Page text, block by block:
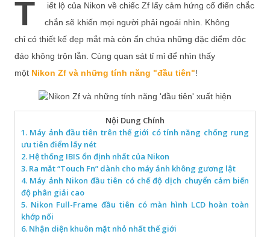
T
iết lộ của Nikon về chiếc Zf lấy cảm hứng cổ điển chắc
chắn sẽ khiến mọi người phải ngoái nhìn. Không
chỉ có thiết kế đẹp mắt mà còn ẩn chứa những đặc điểm độc
đáo không trộn lẫn. Cùng quan sát tỉ mỉ để nhìn thấy
một Nikon Zf và những tính năng "đầu tiên"!
Nội Dung Chính
1. Máy ảnh đầu tiên trên thế giới có tính năng chống rung
ưu tiên điểm lấy nét
2. Hệ thống IBIS ổn định nhất của Nikon
3. Ra mắt “Touch Fn” dành cho máy ảnh không gương lật
4. Máy ảnh Nikon đầu tiên có chế độ dịch chuyển cảm biến
độ phân giải cao
5. Nikon Full-Frame đầu tiên có màn hình LCD hoàn toàn
khớp nối
6. Nhận diện khuôn mặt nhỏ nhất thế giới